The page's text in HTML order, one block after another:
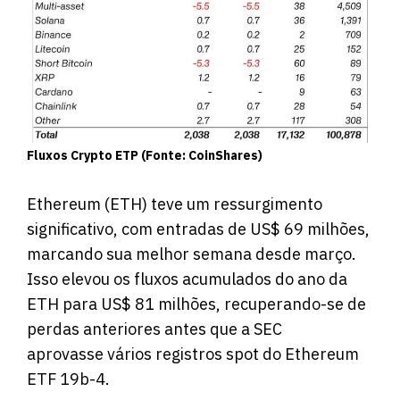
Fluxos Crypto ETP (Fonte: CoinShares)
Ethereum (ETH) teve um ressurgimento
significativo, com entradas de US$ 69 milhões,
marcando sua melhor semana desde março.
Isso elevou os fluxos acumulados do ano da
ETH para US$ 81 milhões, recuperando-se de
perdas anteriores antes que a SEC
aprovasse vários registros spot do Ethereum
ETF 19b-4.